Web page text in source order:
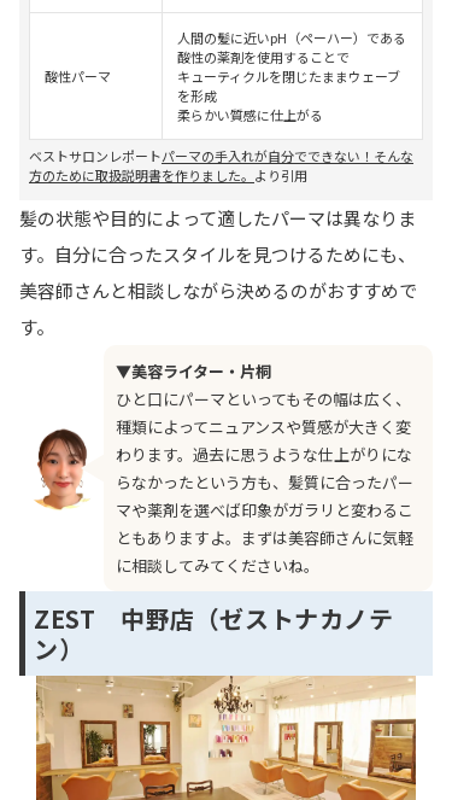
酸性パーマ
人間の髪に近いpH（ペーハー）である
酸性の薬剤を使用することで
キューティクルを閉じたままウェーブ
を形成
柔らかい質感に仕上がる
ベストサロンレポートパーマの手入れが自分でできない！そんな
方のために取扱説明書を作りました。 より引用
髪の状態や目的によって適したパーマは異なりま
す。自分に合ったスタイルを見つけるためにも、
美容師さんと相談しながら決めるのがおすすめで
す。
▼美容ライター・片桐
ひと口にパーマといってもその幅は広く、
種類によってニュアンスや質感が大きく変
わります。過去に思うような仕上がりにな
らなかったという方も、髪質に合ったパー
マや薬剤を選べば印象がガラリと変わるこ
ともありますよ。まずは美容師さんに気軽
に相談してみてくださいね。
ZEST 中野店（ゼストナカノテ
ン）